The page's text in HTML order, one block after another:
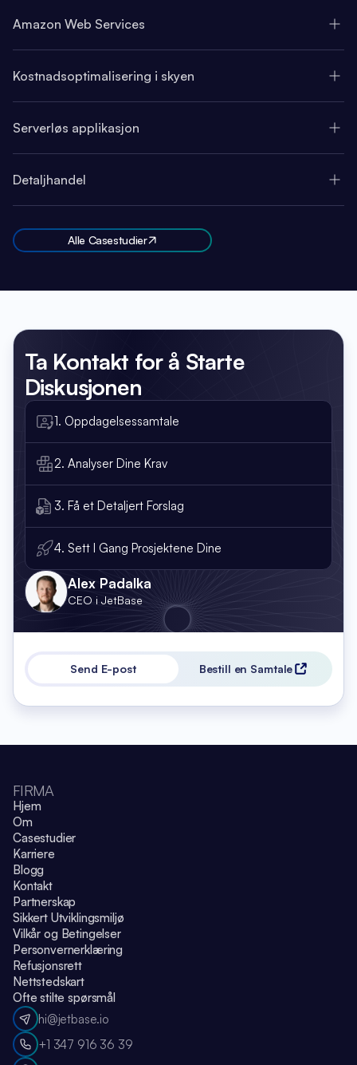
Amazon Web Services
Kostnadsoptimalisering i skyen
Serverløs applikasjon
Detaljhandel
Alle Casestudier
Ta Kontakt for å Starte
Diskusjonen
1. Oppdagelsessamtale
2. Analyser Dine Krav
3. Få et Detaljert Forslag
4. Sett I Gang Prosjektene Dine
Alex Padalka
CEO i JetBase
Send E-post Bestill en Samtale
FIRMA
Hjem
Om
Casestudier
Karriere
Blogg
Kontakt
Partnerskap
Sikkert Utviklingsmiljø
Vilkår og Betingelser
Personvernerklæring
Refusjonsrett
Nettstedskart
Ofte stilte spørsmål
hi@jetbase.io
+1 347 916 36 39